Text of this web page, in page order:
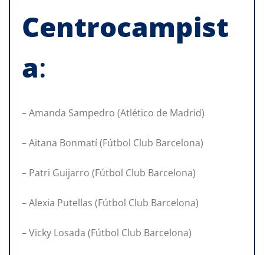
Centrocampist
a:
– Amanda Sampedro (Atlético de Madrid)
– Aitana Bonmatí (Fútbol Club Barcelona)
– Patri Guijarro (Fútbol Club Barcelona)
– Alexia Putellas (Fútbol Club Barcelona)
– Vicky Losada (Fútbol Club Barcelona)